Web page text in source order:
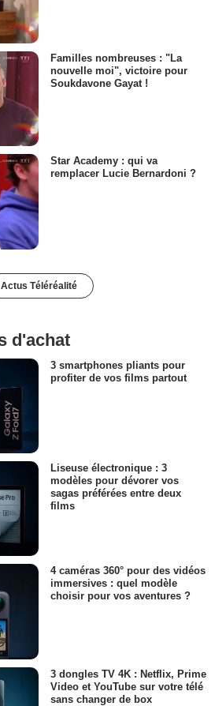
Familles nombreuses : "La
nouvelle moi", victoire pour
Soukdavone Gayat !
Star Academy : qui va
remplacer Lucie Bernardoni ?
Actus Téléréalité
d'achat
3 smartphones pliants pour
profiter de vos films partout
Liseuse électronique : 3
modèles pour dévorer vos
sagas préférées entre deux
films
4 caméras 360° pour des vidéos
immersives : quel modèle
choisir pour vos aventures ?
3 dongles TV 4K : Netflix, Prime
Video et YouTube sur votre télé
sans changer de box